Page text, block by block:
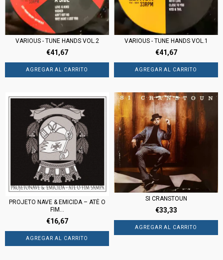
VARIOUS - TUNE HANDS VOL.2
€41,67
VARIOUS - TUNE HANDS VOL.1
€41,67
PROJETO NAVE & EMICIDA ‎– ATÉ O
FIM...
€16,67
SI CRANSTOUN
€33,33